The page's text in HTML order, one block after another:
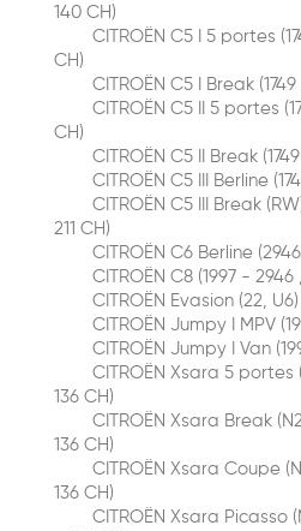
140 CH)
CITROËN C5 I 5 portes
CH)
CITROËN C5 I Break (1749
CITROËN C5 II 5 portes
CH)
CITROËN C5 II Break (1749
CITROËN C5 III Berline
CITROËN C5 III Break (RW)
211 CH)
CITROËN C6 Berline (2946
CITROËN C8 (1997 - 2946
CITROËN Evasion (22, U6)
CITROËN Jumpy I MPV
CITROËN Jumpy I Van
CITROËN Xsara 5 portes
136 CH)
CITROËN Xsara Break (N2)
136 CH)
CITROËN Xsara Coupe
136 CH)
CITROËN Xsara Picasso